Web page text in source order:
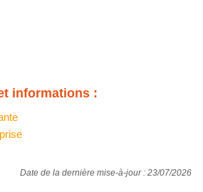
informations :
Date de la dernière mise-à-jour : 23/07/2026